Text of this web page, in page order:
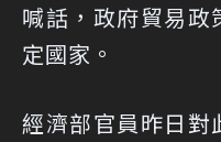
喊話，政府貿易政
定國家。
經濟部官員昨日對